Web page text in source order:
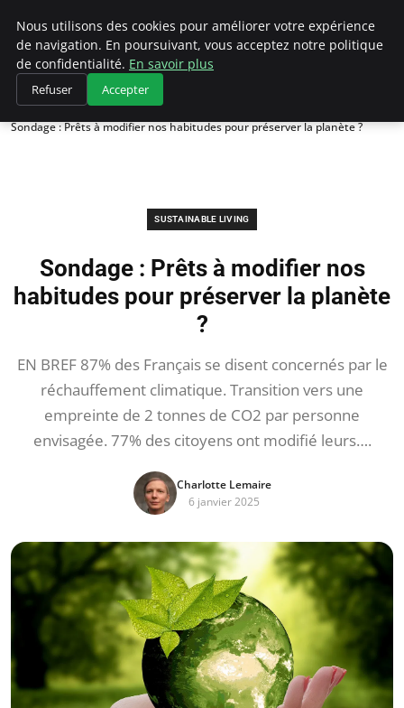
Climategatecountryclub.com
Accueil
Sustainable Living
Sondage : Prêts à modifier nos habitudes pour préserver la planète ?
SUSTAINABLE LIVING
Sondage : Prêts à modifier nos
habitudes pour préserver la planète
?
EN BREF 87% des Français se disent concernés par le
réchauffement climatique. Transition vers une
empreinte de 2 tonnes de CO2 par personne
envisagée. 77% des citoyens ont modifié leurs….
Charlotte Lemaire
6 janvier 2025
Nous utilisons des cookies pour améliorer votre expérience
de navigation. En poursuivant, vous acceptez notre politique
de confidentialité. En savoir plus
Refuser Accepter